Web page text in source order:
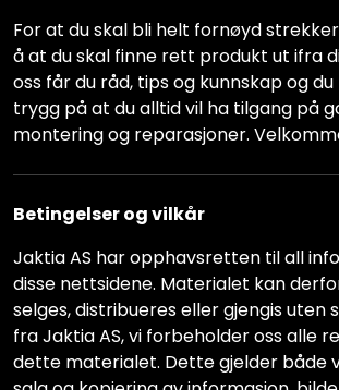
For at du skal bli helt fornøyd
å at du skal finne rett produkt ut ifra
oss får du råd, tips og kunnskap og
trygg på at du alltid vil ha tilgang på
montering og reparasjoner.
Betingelser og vilkår
Jaktia AS har opphavsretten til all
disse nettsidene. Materialet kan
selges, distribueres eller gjengis uten
fra Jaktia AS, vi forbeholder oss alle
dette materialet. Dette gjelder både